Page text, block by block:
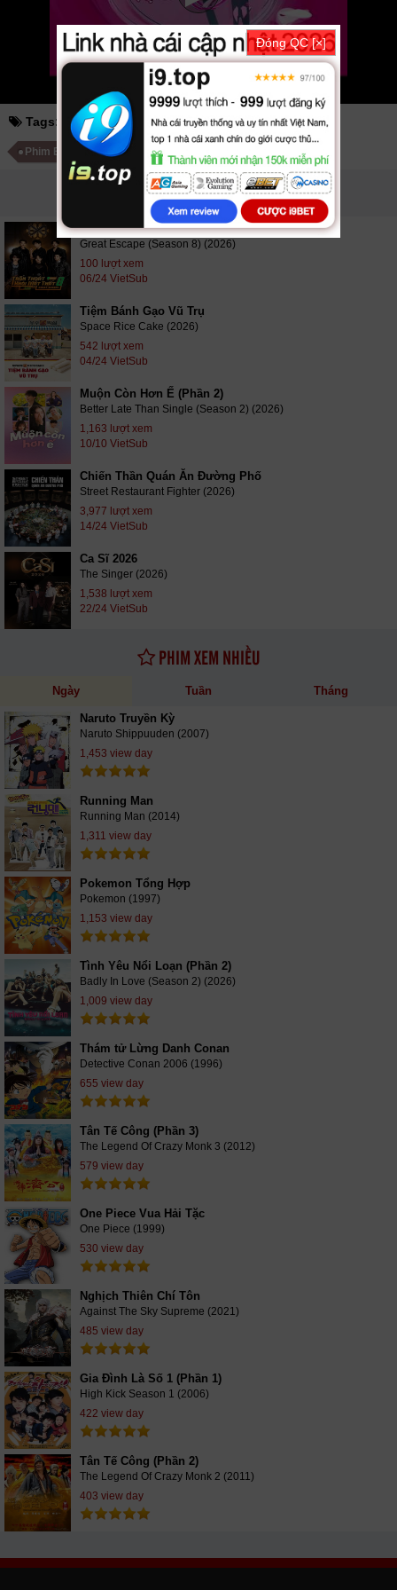
SCTV GOTV FullHD mới nhất. Mời các bạn đón xem bộ phim
Vợ Chồng SonTập 7 VietSub
Tags: chuyện vợ chồng son Phim Hàn Quốc
Phim Bộ Hàn Quốc
PHIM LIÊN QUAN
Trốn Thoát Khỏi Mật Thất (Phần 8)
Great Escape (Season 8) (2026)
100 lượt xem
06/24 VietSub
Tiệm Bánh Gạo Vũ Trụ
Space Rice Cake (2026)
542 lượt xem
04/24 VietSub
Muộn Còn Hơn Ế (Phần 2)
Better Late Than Single (Season 2) (2026)
1,163 lượt xem
10/10 VietSub
Chiến Thần Quán Ăn Đường Phố
Street Restaurant Fighter (2026)
3,977 lượt xem
14/24 VietSub
Ca Sĩ 2026
The Singer (2026)
1,538 lượt xem
22/24 VietSub
PHIM XEM NHIỀU
Ngày Tuần Tháng
Naruto Truyền Kỳ
Naruto Shippuuden (2007)
1,453 view day
Running Man
Running Man (2014)
1,311 view day
Pokemon Tổng Hợp
Pokemon (1997)
1,153 view day
Tình Yêu Nổi Loạn (Phần 2)
Badly In Love (Season 2) (2026)
1,009 view day
Thám tử Lừng Danh Conan
Detective Conan 2006 (1996)
655 view day
Tân Tế Công (Phần 3)
The Legend Of Crazy Monk 3 (2012)
579 view day
One Piece Vua Hải Tặc
One Piece (1999)
530 view day
Nghịch Thiên Chí Tôn
Against The Sky Supreme (2021)
485 view day
Gia Đình Là Số 1 (Phần 1)
High Kick Season 1 (2006)
422 view day
Tân Tế Công (Phần 2)
The Legend Of Crazy Monk 2 (2011)
403 view day
Đóng QC [×]